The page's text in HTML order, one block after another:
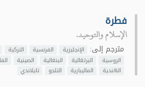
فطرة
الإسلام والتوحيد.
مترجم إلى: الإنجليزية الفرنسية التركية
الروسية
البرتغالية البنغالية الصينية
الهندية
الماليبارية التلجو تايلاندي